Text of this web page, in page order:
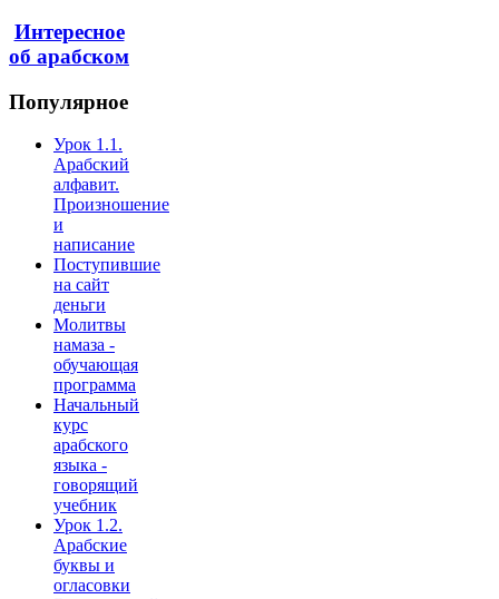
Интересное
об арабском
Популярное
Урок 1.1.
Арабский
алфавит.
Произношение
и
написание
Поступившие
на сайт
деньги
Молитвы
намаза -
обучающая
программа
Начальный
курс
арабского
языка -
говорящий
учебник
Урок 1.2.
Арабские
буквы и
огласовки